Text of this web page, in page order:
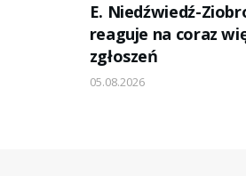
E. Niedźwiedź-
reaguje na coraz
zgłoszeń
05.08.2026